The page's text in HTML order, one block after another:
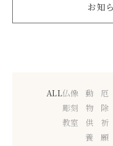
お知
ALL仏像
彫刻
教室
動
物
供
養
厄
除
祈
願